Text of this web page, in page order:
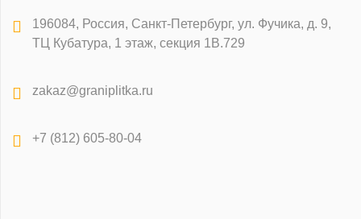
196084, Россия, Санкт-Петербург, ул. Фучика, д. 9,
ТЦ Кубатура, 1 этаж, секция 1В.729
zakaz@graniplitka.ru
+7 (812) 605-80-04